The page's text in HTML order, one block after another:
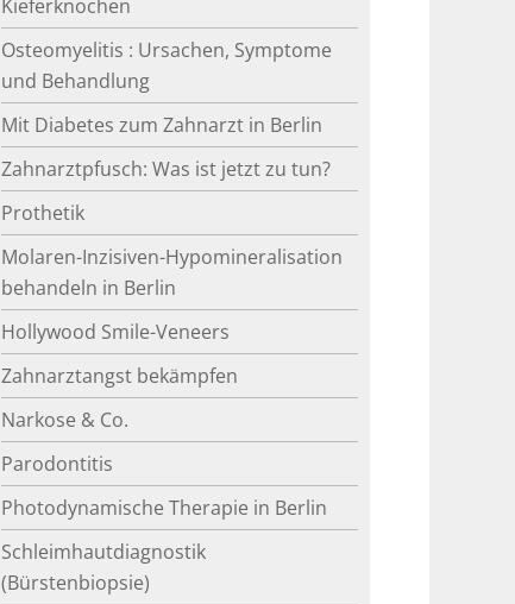
Kieferknochen
Osteomyelitis : Ursachen, Symptome
und Behandlung
Mit Diabetes zum Zahnarzt in Berlin
Zahnarztpfusch: Was ist jetzt zu tun?
Prothetik
Molaren-Inzisiven-Hypomineralisation
behandeln in Berlin
Hollywood Smile-Veneers
Zahnarztangst bekämpfen
Narkose & Co.
Parodontitis
Photodynamische Therapie in Berlin
Schleimhautdiagnostik
(Bürstenbiopsie)